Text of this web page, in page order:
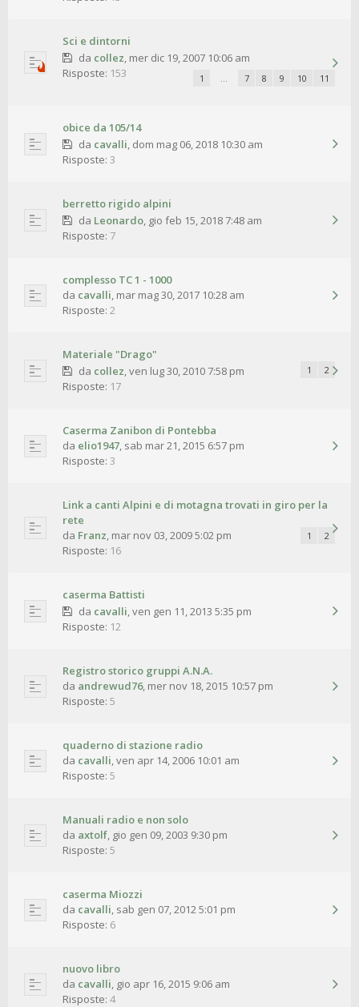
Sci e dintorni
da collez, mer dic 19, 2007 10:06 am
1 … 7 8 9 10 11
Risposte: 153
obice da 105/14
da cavalli, dom mag 06, 2018 10:30 am
Risposte: 3
berretto rigido alpini
da Leonardo, gio feb 15, 2018 7:48 am
Risposte: 7
complesso TC 1 - 1000
da cavalli, mar mag 30, 2017 10:28 am
Risposte: 2
Materiale "Drago"
da collez,ven lug 30, 2010 7:58 pm 1 2
Risposte: 17
Caserma Zanibon di Pontebba
da elio1947, sab mar 21, 2015 6:57 pm
Risposte: 3
Link a canti Alpini e di motagna trovati in giro per la
rete
da Franz, mar nov 03, 2009 5:02 pm 1 2
Risposte: 16
caserma Battisti
da cavalli,ven gen 11, 2013 5:35 pm
Risposte: 12
Registro storico gruppi A.N.A.
da andrewud76, mer nov 18, 2015 10:57 pm
Risposte: 5
quaderno di stazione radio
da cavalli,ven apr 14, 2006 10:01 am
Risposte: 5
Manuali radio e non solo
da axtolf, gio gen 09, 2003 9:30 pm
Risposte: 5
caserma Miozzi
da cavalli, sab gen 07, 2012 5:01 pm
Risposte: 6
nuovo libro
da cavalli, gio apr 16, 2015 9:06 am
Risposte: 4